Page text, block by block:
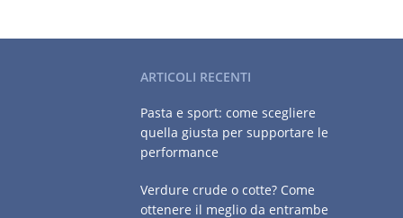
ARTICOLI RECENTI
Pasta e sport: come scegliere
quella giusta per supportare le
performance
Verdure crude o cotte? Come
ottenere il meglio da entrambe